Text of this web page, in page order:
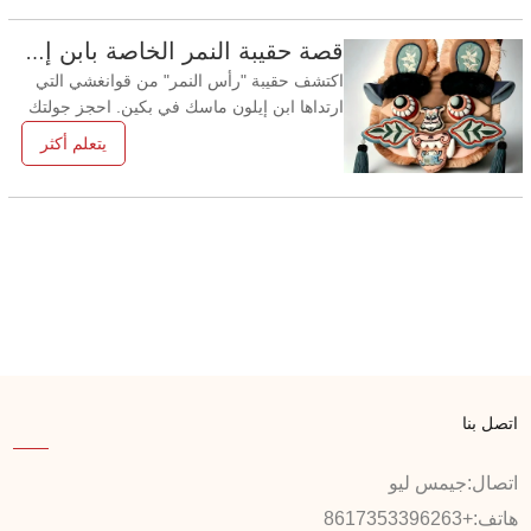
مارس 2026، أطلقت إدارة الهجرة الوطنية
قصة حقيبة النمر الخاصة بابن إيلون ماسك: استكشف التراث الحي للصين
اكتشف حقيبة "رأس النمر" من قوانغشي التي
ارتداها ابن إيلون ماسك في بكين. احجز جولتك
الحصرية في التراث الثقافي غير المادي الصيني
مع شركة هواتو للسياحة لمقابلة الحرفيين. بكين
يتعلم أكثر
اتصل بنا
اتصال:جيمس ليو
هاتف:+8617353396263